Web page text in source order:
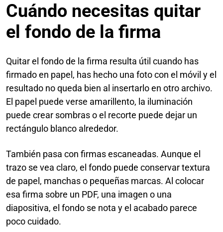
Cuándo necesitas quitar
el fondo de la firma
Quitar el fondo de la firma resulta útil cuando has
firmado en papel, has hecho una foto con el móvil y el
resultado no queda bien al insertarlo en otro archivo.
El papel puede verse amarillento, la iluminación
puede crear sombras o el recorte puede dejar un
rectángulo blanco alrededor.
También pasa con firmas escaneadas. Aunque el
trazo se vea claro, el fondo puede conservar textura
de papel, manchas o pequeñas marcas. Al colocar
esa firma sobre un PDF, una imagen o una
diapositiva, el fondo se nota y el acabado parece
poco cuidado.